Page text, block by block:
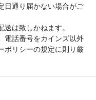
日通り届かない場合がご
は致しかねます。
電話番号をカインズ以外
ポリシーの規定に則り厳